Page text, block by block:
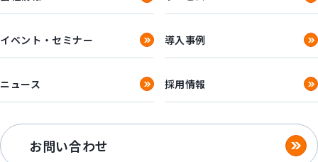
イベント・セミナー 導入事例
ニュース 採用情報
お問い合わせ